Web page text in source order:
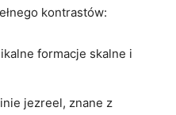
kontrastów:
formacje skalne i
jezreel, znane z